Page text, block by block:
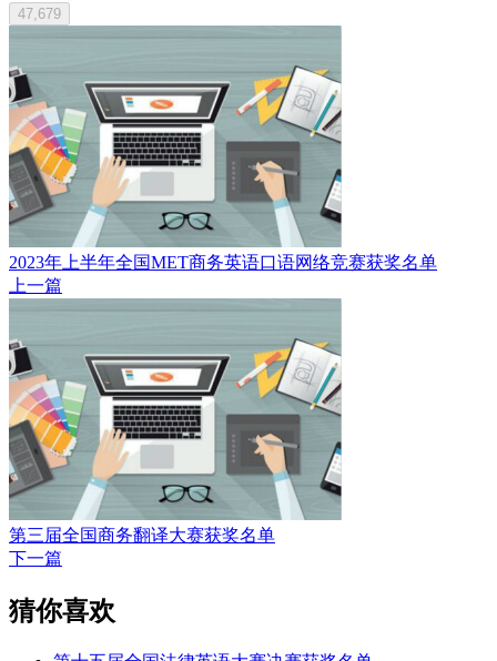
47,679
2023年上半年全国MET商务英语口语网络竞赛获奖名单
上一篇
第三届全国商务翻译大赛获奖名单
下一篇
猜你喜欢